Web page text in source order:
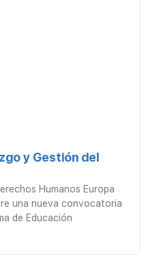
y Gestión del
Humanos Europa
una nueva convocatoria
de Educación